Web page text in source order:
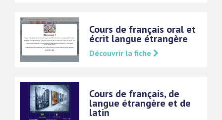
Cours de français oral et
écrit langue étrangère
Découvrir la fiche
Cours de français, de
langue étrangère et de
latin